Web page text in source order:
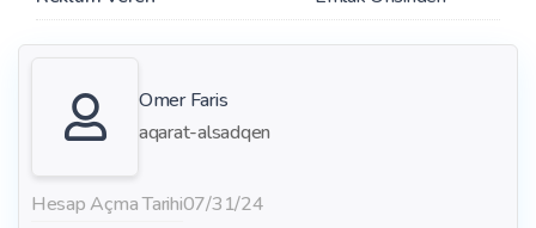
Omer Faris
aqarat-alsadqen
Hesap Açma Tarihi07/31/24